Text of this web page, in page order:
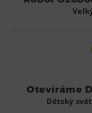
Otevíráme
Dětský svět